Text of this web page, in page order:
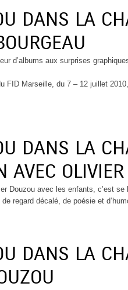
DANS LA
d’albums aux surprises
FID Marseille, du 7 – 12 juillet
DANS LA
AVEC
Douzou avec les enfants, c’est
regard décalé, de poésie et
DANS LA